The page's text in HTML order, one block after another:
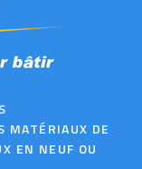
MATÉRIAUX DE
EN NEUF OU